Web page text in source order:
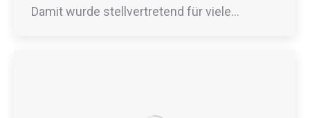
Damit wurde stellvertretend für viele…